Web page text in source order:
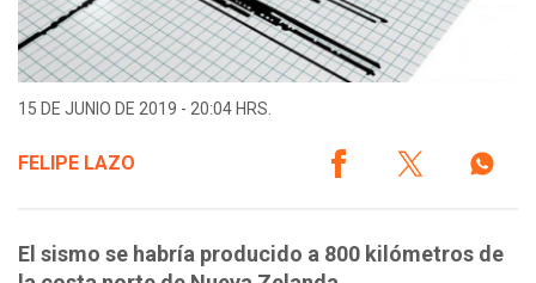
15 DE JUNIO DE 2019 - 20:04 HRS.
FELIPE LAZO
El sismo se habría producido a 800 kilómetros de